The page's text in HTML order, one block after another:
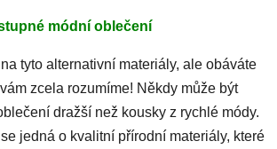
módní oblečení
tyto alternativní materiály, ale obáváte
zcela rozumíme! Někdy může být
dražší než kousky z rychlé módy.
jedná o kvalitní přírodní materiály, které